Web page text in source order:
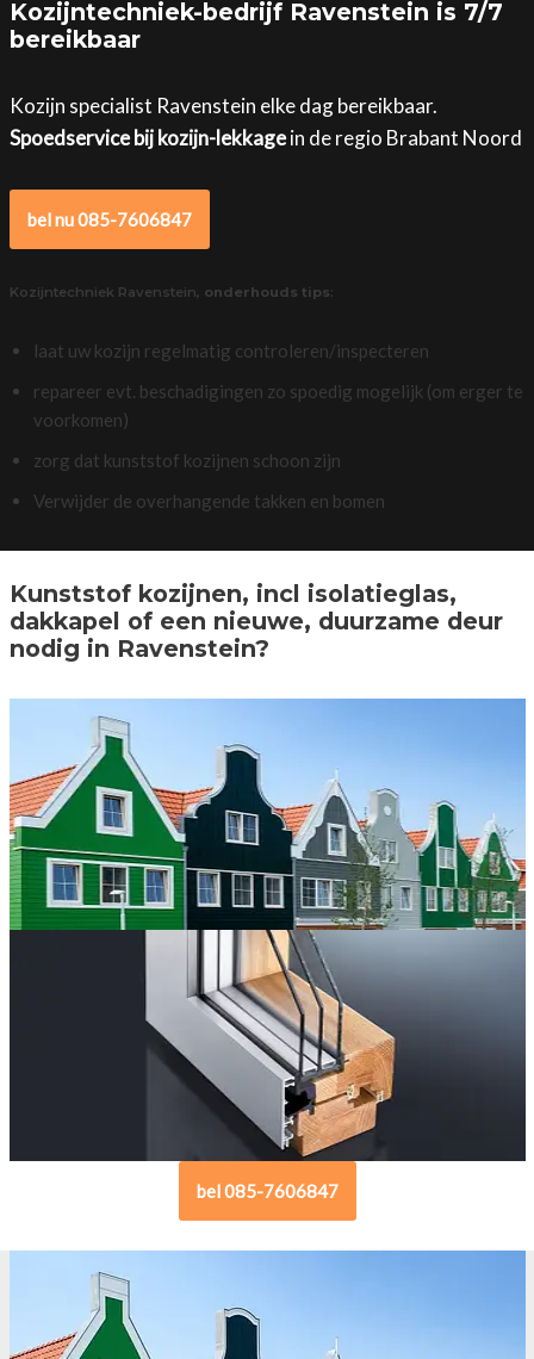
Kozijntechniek-bedrijf Ravenstein is 7/7
bereikbaar
Kozijn specialist Ravenstein elke dag bereikbaar.
Spoedservice bij kozijn-lekkagein de regio Brabant Noord
bel nu 085-7606847
Kozijntechniek Ravenstein, onderhouds tips:
laat uw kozijn regelmatig controleren/inspecteren
repareer evt. beschadigingen zo spoedig mogelijk (om erger te
voorkomen)
zorg dat kunststof kozijnen schoon zijn
Verwijder de overhangende takken en bomen
Kunststof kozijnen, incl isolatieglas,
dakkapel of een nieuwe, duurzame deur
nodig in Ravenstein?
bel 085-7606847